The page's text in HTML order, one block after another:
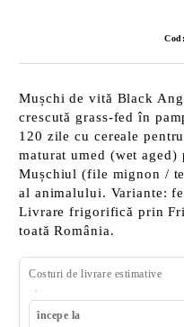
Cod:
Mușchi de vită Black
crescută grass-fed în
120 zile cu cereale
maturat umed (wet
Mușchiul (file mignon /
al animalului. Variante:
Livrare frigorifică prin
toată România.
Costuri de livrare estimative
începe la